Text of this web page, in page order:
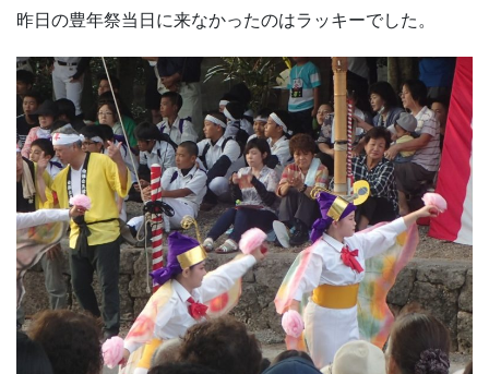
昨日の豊年祭当日に来なかったのはラッキーでした。